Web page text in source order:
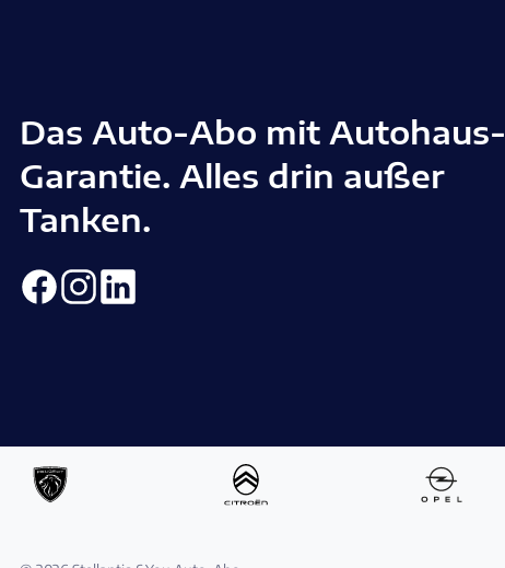
Das Auto-Abo mit Autohaus-
Garantie. Alles drin außer
Tanken.